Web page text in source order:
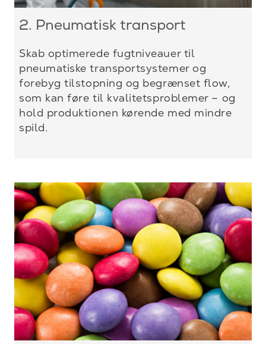
2. Pneumatisk transport
Skab optimerede fugtniveauer til
pneumatiske transportsystemer og
forebyg tilstopning og begrænset flow,
som kan føre til kvalitetsproblemer – og
hold produktionen kørende med mindre
spild.